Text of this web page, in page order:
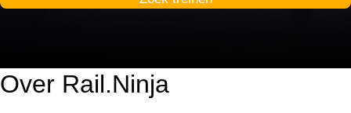
Over Rail.Ninja